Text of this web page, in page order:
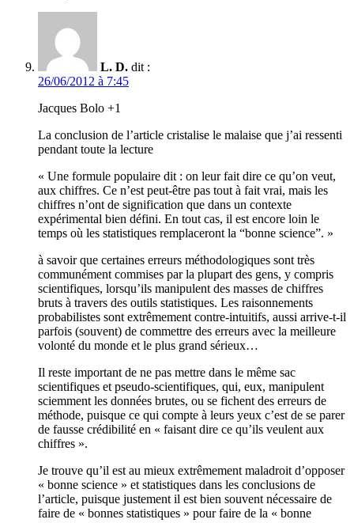
L. D. dit :
26/06/2012 à 7:45
Jacques Bolo +1
La conclusion de l’article cristalise le malaise que j’ai ressenti
pendant toute la lecture
« Une formule populaire dit : on leur fait dire ce qu’on veut,
aux chiffres. Ce n’est peut-être pas tout à fait vrai, mais les
chiffres n’ont de signification que dans un contexte
expérimental bien défini. En tout cas, il est encore loin le
temps où les statistiques remplaceront la “bonne science”. »
à savoir que certaines erreurs méthodologiques sont très
communément commises par la plupart des gens, y compris
scientifiques, lorsqu’ils manipulent des masses de chiffres
bruts à travers des outils statistiques. Les raisonnements
probabilistes sont extrêmement contre-intuitifs, aussi arrive-t-il
parfois (souvent) de commettre des erreurs avec la meilleure
volonté du monde et le plus grand sérieux…
Il reste important de ne pas mettre dans le même sac
scientifiques et pseudo-scientifiques, qui, eux, manipulent
sciemment les données brutes, ou se fichent des erreurs de
méthode, puisque ce qui compte à leurs yeux c’est de se parer
de fausse crédibilité en « faisant dire ce qu’ils veulent aux
chiffres ».
Je trouve qu’il est au mieux extrêmement maladroit d’opposer
« bonne science » et statistiques dans les conclusions de
l’article, puisque justement il est bien souvent nécessaire de
faire de « bonnes statistiques » pour faire de la « bonne